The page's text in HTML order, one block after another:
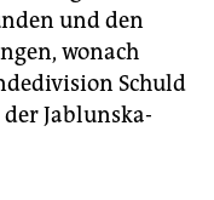
und den
wonach
Schuld
Jablunska-